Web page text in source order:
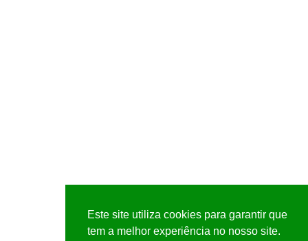
Este site utiliza cookies para garantir que
tem a melhor experiência no nosso site.